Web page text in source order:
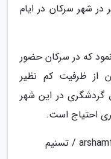
بیش از 10 هزار نفر در شهر سرکان در ایام
که در سرکان حضور
از ظرفیت کم نظیر
گردشگری در این شهر
احتیاج است.